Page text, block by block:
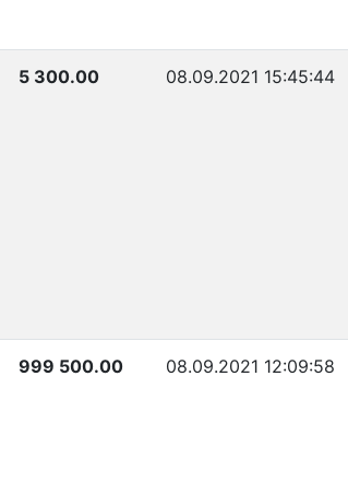
5 300.00 08.09.2021 15:45:44
999 500.00 08.09.2021 12:09:58